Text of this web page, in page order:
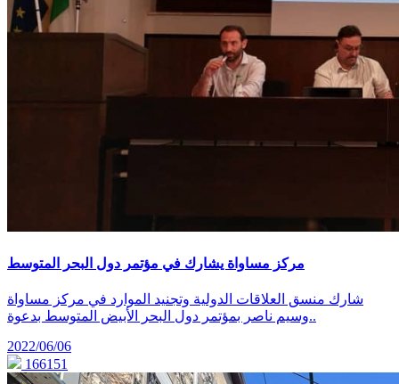
مركز مساواة يشارك في مؤتمر دول البحر المتوسط
شارك منسق العلاقات الدولية وتجنيد الموارد في مركز مساواة
وسيم ناصر بمؤتمر دول البحر الأبيض المتوسط بدعوة..
2022/06/06
166151